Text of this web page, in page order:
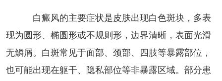
白癜风的主要症状是皮肤出现白色斑块，多表
现为圆形、椭圆形或不规则形，边界清晰，表面光滑
无鳞屑。白斑常见于面部、颈部、四肢等暴露部位，
也可能出现在躯干、隐私部位等非暴露区域。部分患